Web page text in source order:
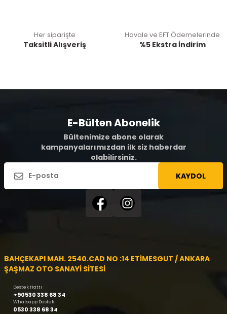
Her siparişte
Taksitli Alışveriş
Havale ve EFT Ödemelerinde
%5 Ekstra İndirim
E-Bülten Abonelik
Bültenimize abone olarak
kampanyalarımızdan ilk siz haberdar
olabilirsiniz.
KAYDOL
BAHÇEKAPI MAH. 2540.CAD NO :14 ETİMESGUT / ANKARA
ŞAŞMAZ OTO SANAYİ SİTESİ
Destek Hattı
+90530 338 68 34
Whatsapp Destek
0530 338 68 34